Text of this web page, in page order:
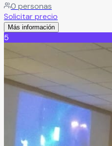
celebraciones
toque especial que las haga
0 personas
Solicitar precio
Más información
5